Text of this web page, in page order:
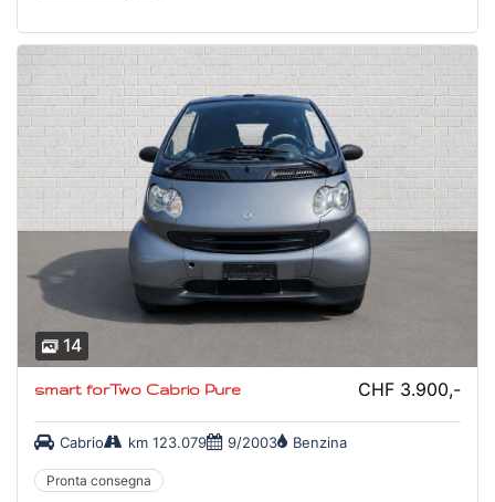
14
smart forTwo Cabrio Pure CHF 3.900,-
Cabrio km 123.079 9/2003 Benzina
Pronta consegna